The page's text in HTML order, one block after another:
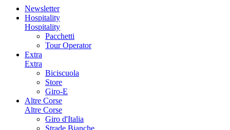
Newsletter
Hospitality
Hospitality
Pacchetti
Tour Operator
Extra
Extra
Biciscuola
Store
Giro-E
Altre Corse
Altre Corse
Giro d'Italia
Strade Bianche